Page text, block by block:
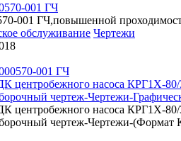
001 ГЧ
001 ГЧ,повышенной
обслуживание Чертежи
центробежного насоса КРГ1Х-
чертеж-Чертежи-
центробежного насоса КРГ1Х-
чертеж-Чертежи-(Формат